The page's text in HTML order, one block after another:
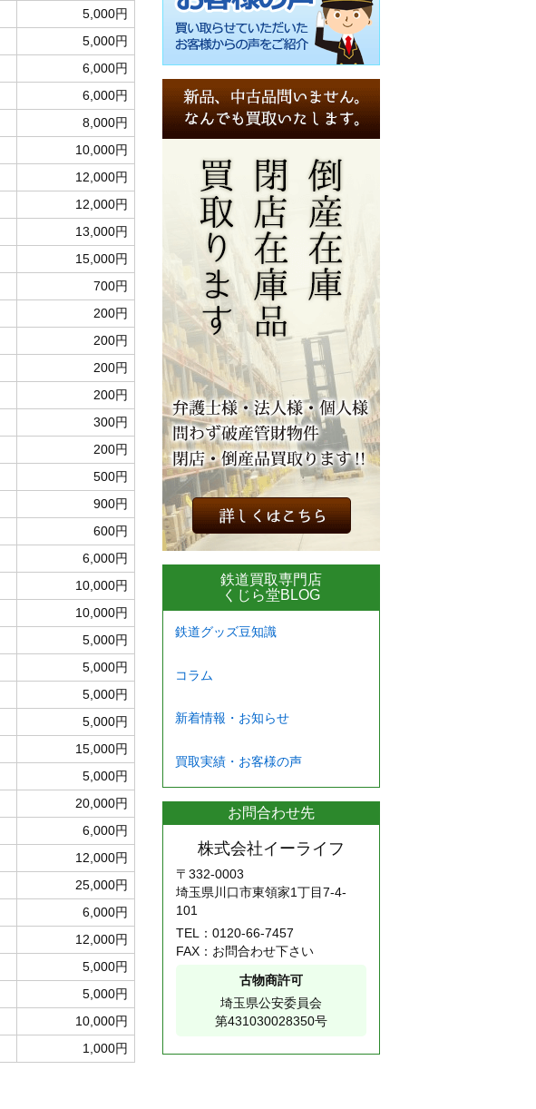
5,000円
5,000円
6,000円
6,000円
8,000円
10,000円
12,000円
12,000円
13,000円
15,000円
700円
200円
200円
200円
200円
300円
200円
500円
900円
600円
6,000円
10,000円
10,000円
5,000円
5,000円
5,000円
5,000円
15,000円
5,000円
20,000円
6,000円
12,000円
25,000円
6,000円
12,000円
5,000円
5,000円
10,000円
1,000円
鉄道買取専門店
くじら堂BLOG
鉄道グッズ豆知識
コラム
新着情報・お知らせ
買取実績・お客様の声
お問合わせ先
株式会社イーライフ
〒332-0003
埼玉県川口市東領家1丁目7-4-
101
TEL： 0120-66-7457
FAX：お問合わせ下さい
古物商許可
埼玉県公安委員会
第431030028350号